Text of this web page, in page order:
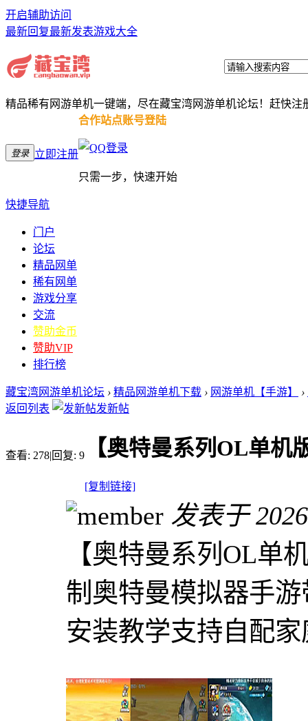
开启辅助访问
最新回复最新发表游戏大全
精品稀有网游单机一键端，尽在藏宝湾网游单机论坛！赶快注
登录 立即注册
合作站点账号登陆
只需一步，快速开始
快捷导航
门户
论坛
精品网单
稀有网单
游戏分享
交流
赞助金币
赞助VIP
排行榜
藏宝湾网游单机论坛 › 精品网游单机下载 › 网游单机【手游】 ›
返回列表
发新帖
查看: 278|回复: 9 【奥特曼系列OL单机
[复制链接]
发表于
【奥特曼系列OL单
制奥特曼模拟器手
安装教学支持自配